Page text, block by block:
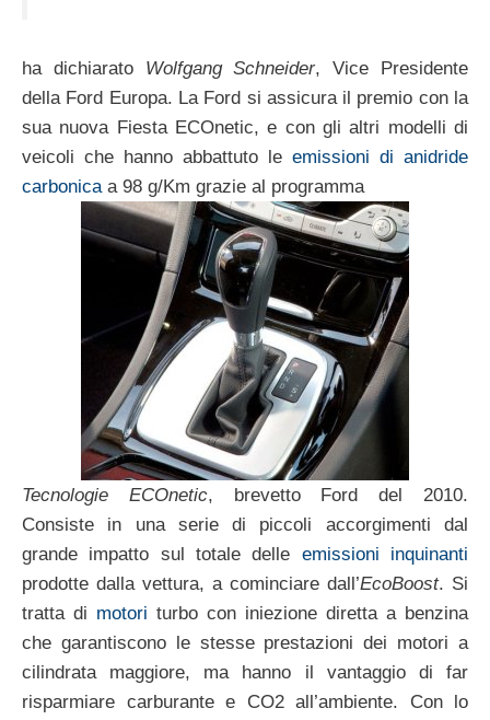
ha dichiarato Wolfgang Schneider, Vice Presidente
della Ford Europa. La Ford si assicura il premio con la
sua nuova Fiesta ECOnetic, e con gli altri modelli di
veicoli che hanno abbattuto le emissioni di anidride
carbonica a 98 g/Km grazie al programma
Tecnologie ECOnetic, brevetto Ford del 2010.
Consiste in una serie di piccoli accorgimenti dal
grande impatto sul totale delle emissioni inquinanti
prodotte dalla vettura, a cominciare dall’EcoBoost. Si
tratta di motori turbo con iniezione diretta a benzina
che garantiscono le stesse prestazioni dei motori a
cilindrata maggiore, ma hanno il vantaggio di far
risparmiare carburante e CO2 all’ambiente. Con lo